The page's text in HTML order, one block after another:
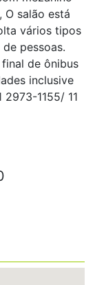
salão está
vários tipos
pessoas.
de ônibus
inclusive
2973-1155/ 11